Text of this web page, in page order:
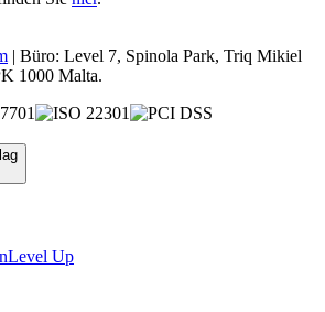
| Büro: Level 7, Spinola Park, Triq Mikiel
1000 Malta.
Level Up